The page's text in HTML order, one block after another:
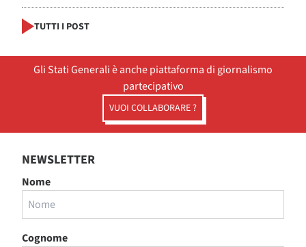
TUTTI I POST
Gli Stati Generali è anche piattaforma di giornalismo
partecipativo
VUOI COLLABORARE ?
NEWSLETTER
Nome
Cognome